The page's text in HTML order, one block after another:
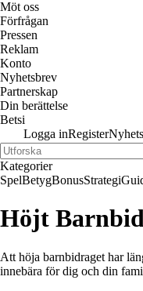
Möt oss
Förfrågan
Pressen
Reklam
Konto
Nyhetsbrev
Partnerskap
Din berättelse
Betsi
Logga inRegister
Kategorier
SpelBetygBonusStrategi
Höjt
Att höja barnbidraget har
innebära för dig och din